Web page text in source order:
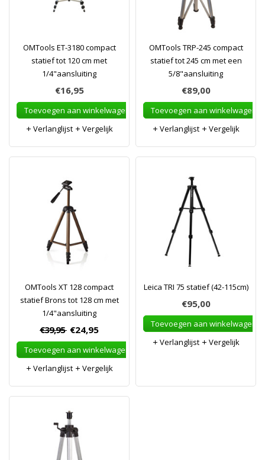
OMTools ET-3180 compact
statief tot 120 cm met
1/4"aansluiting
€16,95
Toevoegen aan winkelwagen
Verlanglijst
Vergelijk
OMTools TRP-245 compact
statief tot 245 cm met een
5/8"aansluiting
€89,00
Toevoegen aan winkelwagen
Verlanglijst
Vergelijk
OMTools XT 128 compact
statief Brons tot 128 cm met
1/4"aansluiting
€39,95 €24,95
Toevoegen aan winkelwagen
Verlanglijst
Vergelijk
Leica TRI 75 statief (42-115cm)
€95,00
Toevoegen aan winkelwagen
Verlanglijst
Vergelijk